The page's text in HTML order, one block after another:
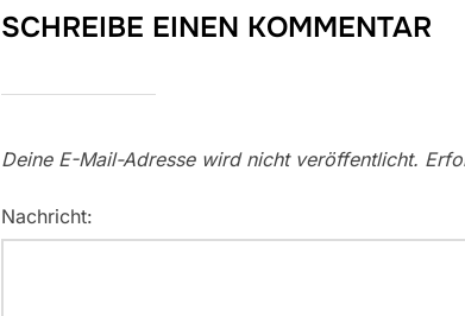
SCHREIBE EINEN KOMMENTAR
Deine E-Mail-Adresse wird nicht veröffentlicht.
Nachricht: